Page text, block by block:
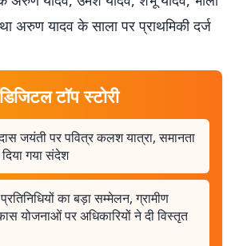
अरुण यादव के साला पर प्राथमिकी दर्ज
टॉप स्टोरी
जयंती पर पवित्र कलश यात्रा, समानता
गया संदेश
का बड़ा सम्मेलन, ग्रामीण
योजनाओं पर अधिकारियों ने दी विस्तृत